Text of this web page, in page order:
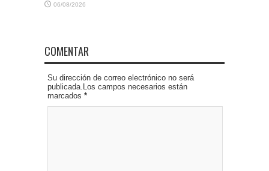
06/08/2026
COMENTAR
Su dirección de correo electrónico no será
publicada.Los campos necesarios están
marcados *